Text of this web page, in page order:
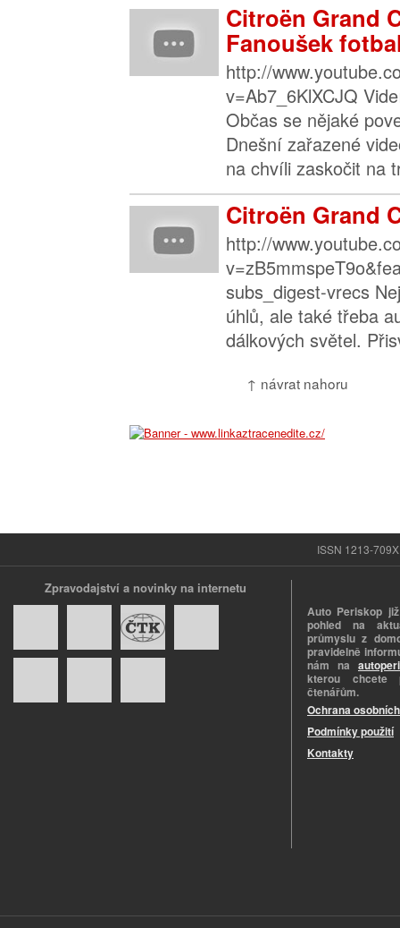
Citroën Grand
Fanoušek
http://
v=Ab7_6KlXCJQ
Občas se nějaké
Dnešní zařazené
na chvíli zaskočit na
Citroën Grand
http://
subs_digest-vrecs
úhlů, ale také třeba
dálkových světel.
↑ návrat nahoru
ISSN 1213-
Zpravodajství a novinky na internetu
Auto Periskop
pohled na
průmyslu z
pravidelně
nám na
kterou chcete
čtenářům.
Ochrana
Podmínky použití
Kontakty